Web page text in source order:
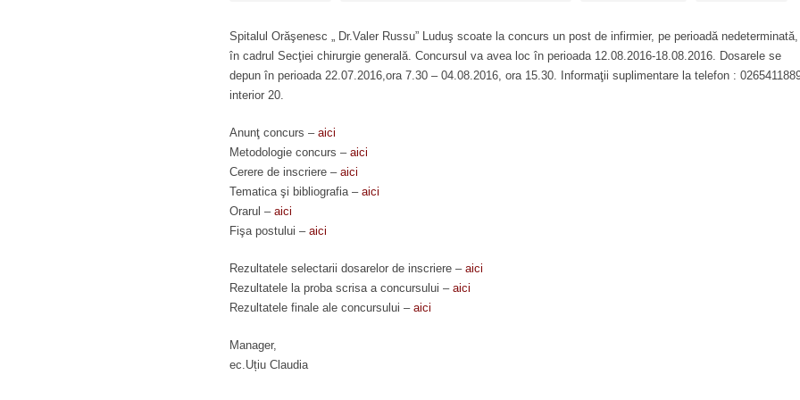
Spitalul Orăşenesc „ Dr.Valer Russu” Luduş scoate la concurs un post de infirmier, pe perioadă nedeterminată,
în cadrul Secţiei chirurgie generală. Concursul va avea loc în perioada 12.08.2016-18.08.2016. Dosarele se
depun în perioada 22.07.2016,ora 7.30 – 04.08.2016, ora 15.30. Informaţii suplimentare la telefon :
interior 20.
Anunţ concurs – aici
Metodologie concurs – aici
Cerere de inscriere – aici
Tematica şi bibliografia – aici
Orarul – aici
Fişa postului – aici
Rezultatele selectarii dosarelor de inscriere – aici
Rezultatele la proba scrisa a concursului – aici
Rezultatele finale ale concursului – aici
Manager,
ec.Uțiu Claudia